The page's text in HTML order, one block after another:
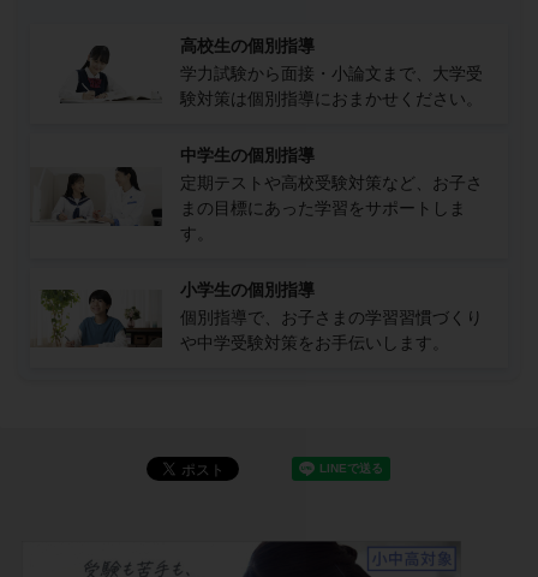
高校生の個別指導
学力試験から面接・小論文まで、大学受
験対策は個別指導におまかせください。
中学生の個別指導
定期テストや高校受験対策など、お子さ
まの目標にあった学習をサポートしま
す。
小学生の個別指導
個別指導で、お子さまの学習習慣づくり
や中学受験対策をお手伝いします。